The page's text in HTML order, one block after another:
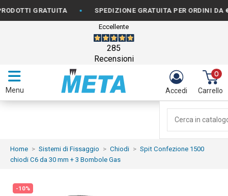
GRATUITA • SPEDIZIONE GRATUITA PER ORDINI DA €150
Eccellente
285
Recensioni
Menu Accedi
0
Carrello
Home Sistemi di Fissaggio Chiodi
Spit Confezione 1500
chiodi C6 da 30 mm + 3 Bombole Gas
-10%